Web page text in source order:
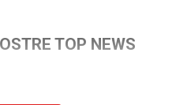
TOP NEWS